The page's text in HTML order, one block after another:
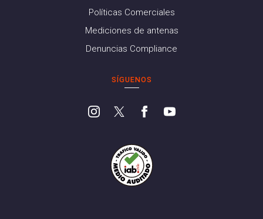
Políticas Comerciales
Mediciones de antenas
Denuncias Compliance
SÍGUENOS